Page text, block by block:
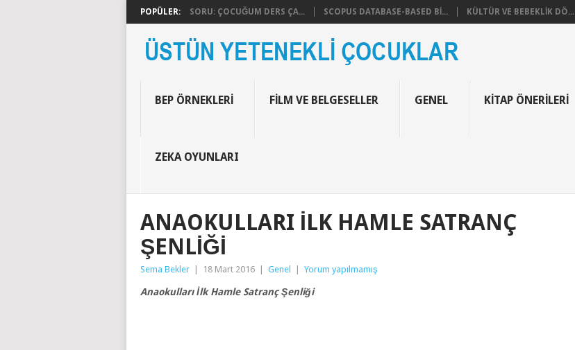
POPÜLER: SORU: ÇOCUĞUM DERS ÇA... SCOPUS DATABASE-BASED BI... KÜLTÜR VE BEBEKLIK DÖ...
BEP ÖRNEKLERI FILM VE BELGESELLER GENEL KITAP ÖNERILERI
ZEKA OYUNLARI
ANAOKULLARI İLK HAMLE SATRANÇ
ŞENLIĞI
Sema Bekler 18 Mart 2016 Genel Yorum yapılmamış
Anaokulları İlk Hamle Satranç Şenliği